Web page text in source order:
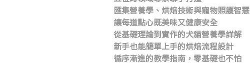
匯集營養學、烘焙技術與寵物照護智慧
讓每道點心既美味又健康安全
從基礎理論到實作的犬貓營養學詳解
新手也能簡單上手的烘焙流程設計
循序漸進的教學指南，零基礎也不怕